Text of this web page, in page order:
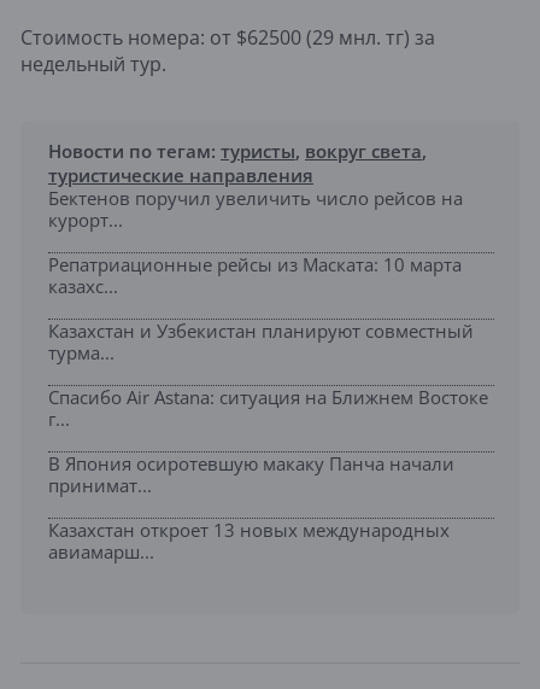
Стоимость номера: от $62500 (29 мнл. тг) за
недельный тур.
Новости по тегам: туристы, вокруг света,
туристические направления
Бектенов поручил увеличить число рейсов на
курорт...
Репатриационные рейсы из Маската: 10 марта
казахс...
Казахстан и Узбекистан планируют совместный
турма...
Спасибо Air Astana: ситуация на Ближнем Востоке
г...
В Япония осиротевшую макаку Панча начали
принимат...
Казахстан откроет 13 новых международных
авиамарш...